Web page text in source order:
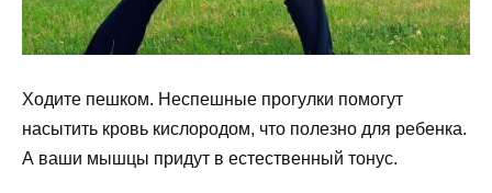
Ходите пешком. Неспешные прогулки помогут
насытить кровь кислородом, что полезно для ребенка.
А ваши мышцы придут в естественный тонус.